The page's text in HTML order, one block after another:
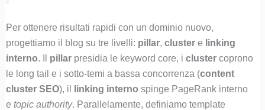
Per ottenere risultati rapidi con un dominio nuovo,
progettiamo il blog su tre livelli: pillar, clustere linking
interno. Il pillarpresidia le keyword core, i clustercoprono
le long tail e i sotto-temi a bassa concorrenza (content
cluster SEO), il linking interno spinge PageRank interno
e topic authority. Parallelamente, definiamo template